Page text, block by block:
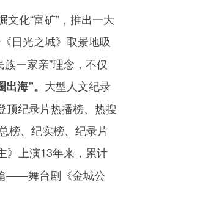
文化“富矿”，推出一大
日光之城》取景地吸
一家亲”理念，不仅
海”。 大型人文纪录
顶纪录片热播榜、热搜
榜、纪实榜、纪录片
》上演13年来，累计
——舞台剧《金城公